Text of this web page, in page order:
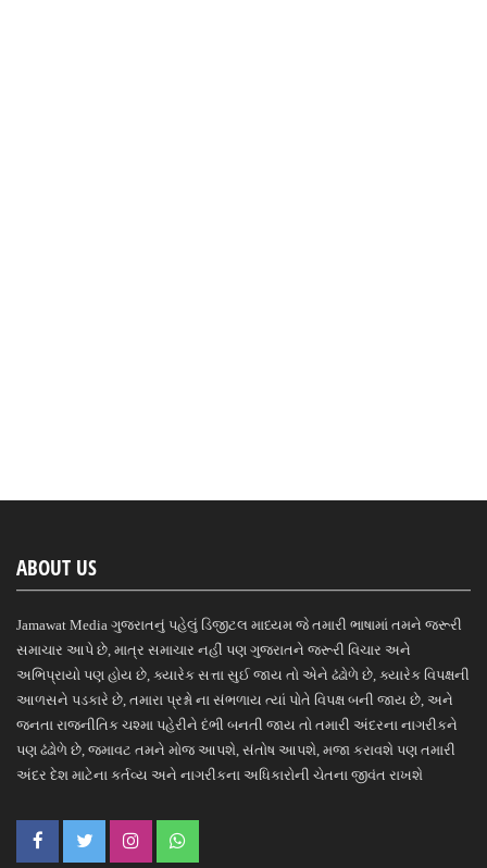
ABOUT US
Jamawat Media ગુજરાતનું પહેલું ડિજીટલ માધ્યમ જે તમારી ભાષામાં તમને જરૂરી
સમાચાર આપે છે, માત્ર સમાચાર નહીં પણ ગુજરાતને જરૂરી વિચાર અને
અભિપ્રાયો પણ હોય છે, ક્યારેક સત્તા સુઈ જાય તો એને ઢંઢોળે છે, ક્યારેક વિપક્ષની
આળસને પડકારે છે, તમારા પ્રશ્નો ના સંભળાય ત્યાં પોતે વિપક્ષ બની જાય છે, અને
જનતા રાજનીતિક ચશ્મા પહેરીને દંભી બનતી જાય તો તમારી અંદરના નાગરીકને
પણ ઢંઢોળે છે, જમાવટ તમને મોજ આપશે, સંતોષ આપશે, મજા કરાવશે પણ તમારી
અંદર દેશ માટેના કર્તવ્ય અને નાગરીકના અધિકારોની ચેતના જીવંત રાખશે